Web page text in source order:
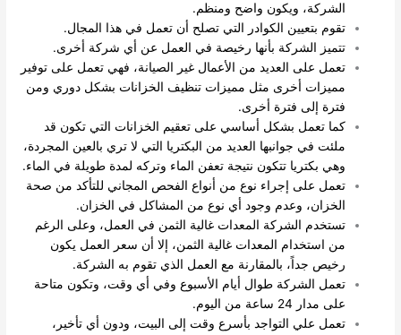
الشركة، ويكون واضح ومنظم.
تقوم بتعيين الكوادر التي تصلح أن تعمل في هذا المجال.
تتميز الشركة بأنها رخيصة في العمل عن أي شركة أخرى.
تعمل على العديد من الأعمال غير الصيانة، فهي تعمل على توفير
مميزات أخرى مثل مميزات تنظيف الخزانات بشكل دوري ومن
فترة إلى فترة أخرى.
كما تعمل بشكل أساسي على تعقيم الخزانات التي تكون قد
ملئت في جوانبها العديد من البكتريا التي لا تري بالعين المجردة،
وهي بكتريا تتكون نتيجة تعفن الماء وتركه لمدة طويلة في الماء.
تعمل على إجراء نوع من أنواع الفحص المجاني للتأكد من صحة
الخزان، وعدم وجود أي نوع من المشاكل في الخزان.
تستخدم الشركة المعدات غالية الثمن في العمل، وعلى الرغم
من استخدام المعدات غالية الثمن، إلا أن سعر العمل يكون
رخيص جداً، بالمقارنة مع العمل الذي تقوم به الشركة.
تعمل الشركة طوال أيام الأسبوع وفي أي وقت، وتكون متاحة
على مدار 24 ساعة من اليوم.
تعمل علي التواجد بأسرع وقت إلى البيت، ودون أي تأخير،